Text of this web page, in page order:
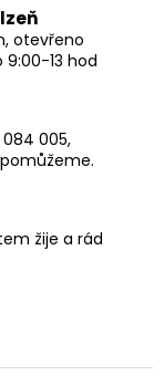
otevřeno
9:00-13 hod
005,
žije a rád